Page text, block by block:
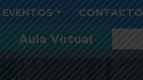
EVENTOS CONTACTO
Aula Virtual